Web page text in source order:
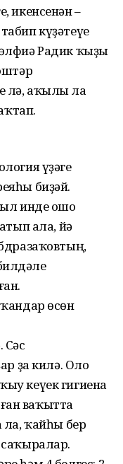
икенсенән –
күҙәтеүе
Радик ҡыҙы
лә, аҡылы ла
үҙәге
биҙәй.
инде ошо
ала, йә
өсөн
Сәс
ҙа килә. Оло
кеүек гигиена
ваҡытта
ла, ҡайһы бер